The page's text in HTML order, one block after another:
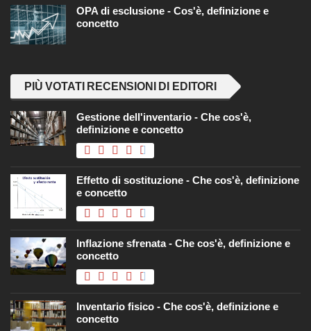
OPA di esclusione - Cos'è, definizione e
concetto
PIÙ VOTATI RECENSIONI DI EDITORI
Gestione dell'inventario - Che cos'è,
definizione e concetto
Effetto di sostituzione - Che cos'è, definizione
e concetto
Inflazione sfrenata - Che cos'è, definizione e
concetto
Inventario fisico - Che cos'è, definizione e
concetto